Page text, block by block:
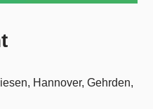
Hannover, Gehrden,